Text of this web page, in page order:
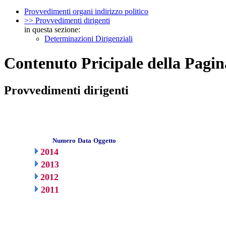
Provvedimenti organi indirizzo politico
>> Provvedimenti dirigenti
in questa sezione:
Determinazioni Dirigenziali
Contenuto Pricipale della
Provvedimenti dirigenti
Numero Data Oggetto
2014
2013
2012
2011